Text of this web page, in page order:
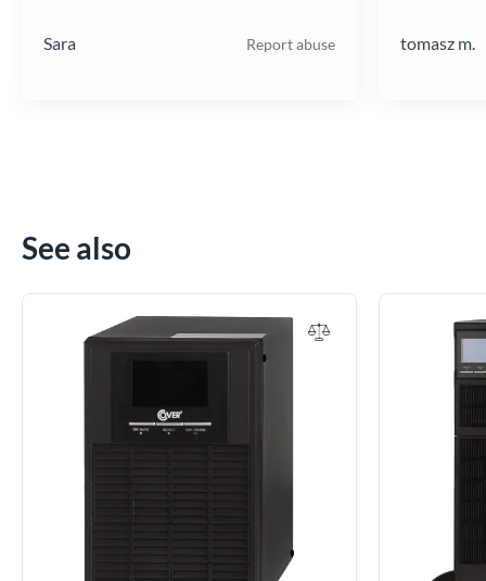
Sara Report abuse
tomasz m.
See also